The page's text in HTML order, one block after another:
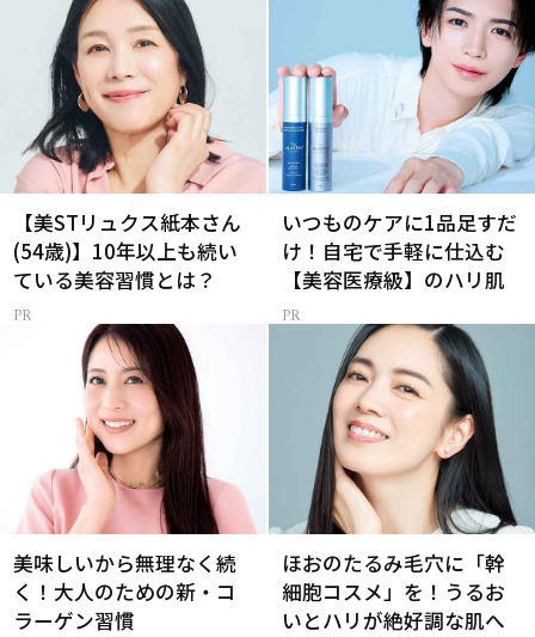
【美STリュクス紙本さん
(54歳)】10年以上も続い
ている美容習慣とは？
いつものケアに1品足すだ
け！自宅で手軽に仕込む
【美容医療級】のハリ肌
美味しいから無理なく続
く！大人のための新・コ
ラーゲン習慣
ほおのたるみ毛穴に「幹
細胞コスメ」を！うるお
いとハリが絶好調な肌へ